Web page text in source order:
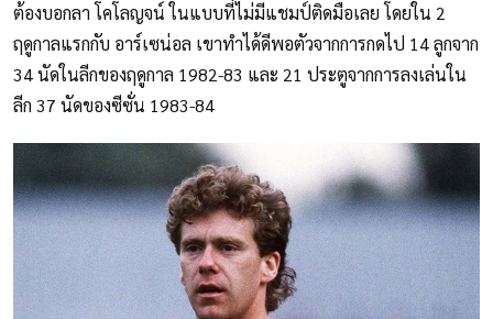
ต้องบอกลา โคโลญจน์ ในแบบที่ไม่มีแชมป์ติดมือเลย โดยใน 2
ฤดูกาลแรกกับ อาร์เซน่อล เขาทำได้ดีพอตัวจากการกดไป 14 ลูกจาก
34 นัดในลีกของฤดูกาล 1982-83 และ 21 ประตูจากการลงเล่นใน
ลีก 37 นัดของซีซั่น 1983-84